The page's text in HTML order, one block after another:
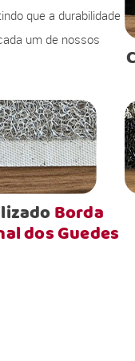
que a durabilidade
um de nossos
Borda
dos Guedes